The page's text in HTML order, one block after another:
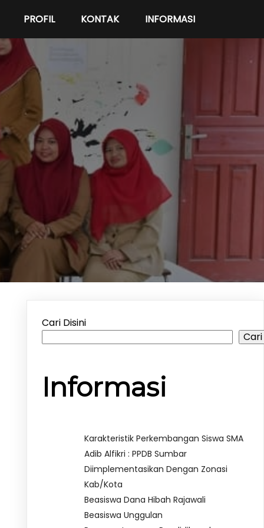
PROFIL KONTAK INFORMASI
Cari Disini
Cari
Informasi
Karakteristik Perkembangan Siswa SMA
Adib Alfikri : PPDB Sumbar
Diimplementasikan Dengan Zonasi
Kab/Kota
Beasiswa Dana Hibah Rajawali
Beasiswa Unggulan